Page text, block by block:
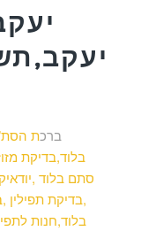
ברכת
בלוד,בדיקת
סתם בלוד
,בדיקת תפילין
בלוד,חנות